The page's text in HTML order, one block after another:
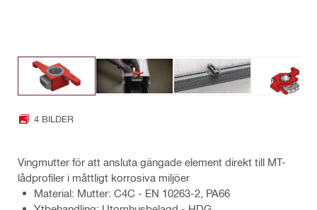
4 BILDER
Vingmutter för att ansluta gängade element direkt till MT-
lådprofiler i måttligt korrosiva miljöer
Material: Mutter: C4C - EN 10263-2, PA66